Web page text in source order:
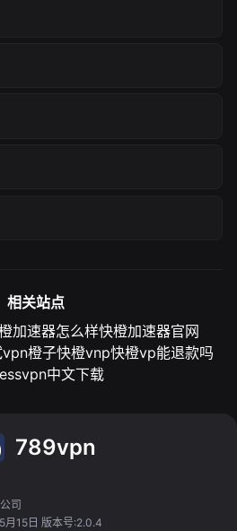
相关站点
加速器怎么样快橙加速器官网
vpn橙子快橙vnp快橙vp能退款吗
中文下载
789vpn
司
15日 版本号:2.0.4